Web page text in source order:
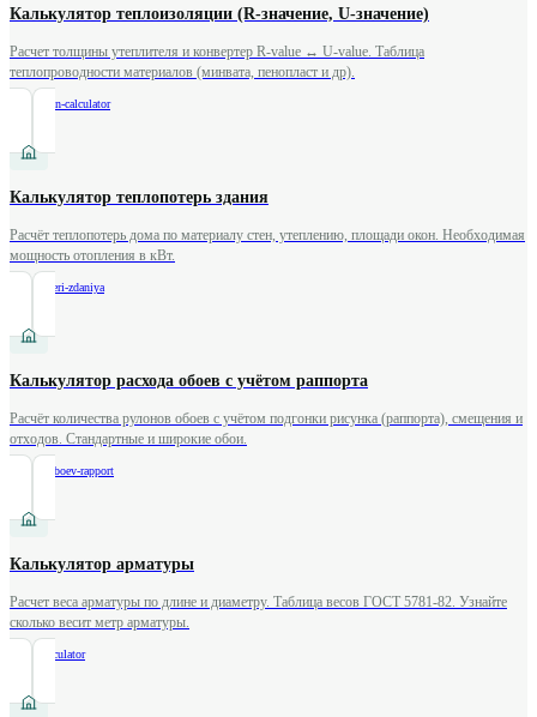
Калькулятор теплоизоляции (R-значение, U-значение)
Расчет толщины утеплителя и конвертер R-value ↔ U-value. Таблица
теплопроводности материалов (минвата, пенопласт и др).
insulation-calculator
Калькулятор теплопотерь здания
Расчёт теплопотерь дома по материалу стен, утеплению, площади окон. Необходимая
мощность отопления в кВт.
teplopoteri-zdaniya
Калькулятор расхода обоев с учётом раппорта
Расчёт количества рулонов обоев с учётом подгонки рисунка (раппорта), смещения и
отходов. Стандартные и широкие обои.
rashod-oboev-rapport
Калькулятор арматуры
Расчет веса арматуры по длине и диаметру. Таблица весов ГОСТ 5781-82. Узнайте
сколько весит метр арматуры.
rebar-calculator